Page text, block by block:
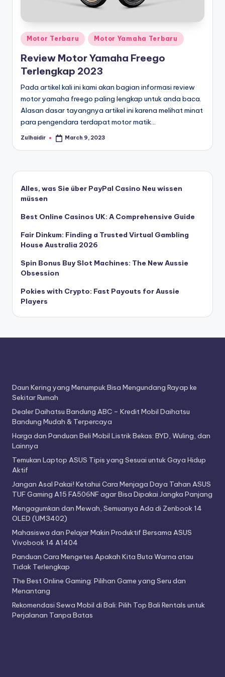
f
o
m
a
si
d
a
n
e
ri
t
a
O
t
m
o
ban
dan
suku
cadang
honda,
yamaha,
suzuki
yang
Posted
in
Motor Terbaru Motor Yamaha Terbaru
Review Motor Yamaha Freego
Terlengkap 2023
Pada artikel kali ini kami akan bagian informasi review
motor yamaha freego paling lengkap untuk anda baca.
Alasan dasar tayangnya artikel ini karena melihat minat
para pengendara terdapat motor matik…
Posted
Zulhaidir March 9, 2023
Alles, was Sie über PayPal Casino Neu wissen
müssen
Best Online Casinos UK: A Comprehensive Guide
Fair Dinkum: Finding a Trusted Virtual Gambling
House Australia 2026
Spin Bonus Buy Slot Machines: The New Aussie
Obsession
Pokies with Crypto: Fast Payouts for Aussie
Players
Daun Kering yang Menumpuk Bisa Mengundang Rayap ke
Sekitar Rumah
Dealer Daihatsu Bandung ABC – Kredit Mobil Daihatsu
Bandung Mudah & Terpercaya
Harga dan Panduan Beli Mobil Listrik Bekas: BYD, Wuling, dan
Lainnya
Temukan Laptop ASUS Tipis yang Sesuai untuk Gaya Hidup
Aktif
Jangan Asal Pakai! Ketahui Cara Menjaga Daya Tahan ASUS
TUF Gaming A15 FA506NF agar Bisa Dipakai Jangka Panjang
Mengagumkan dan Mewah, Semuanya Ada di Zenbook 14
OLED (UM3402)
Mahasiswa dan Pelajar Makin Produktif Bersama ASUS
Vivobook 14 A1404
Panduan Cara Mengetes Apakah Kita Buta Warna atau
Tidak Terlengkap
The Best Online Gaming: Pilihan Game yang Seru dan
Menantang
Rekomendasi Sewa Mobil di Bali: Pilih Top Bali Rentals untuk
Perjalanan Tanpa Batas